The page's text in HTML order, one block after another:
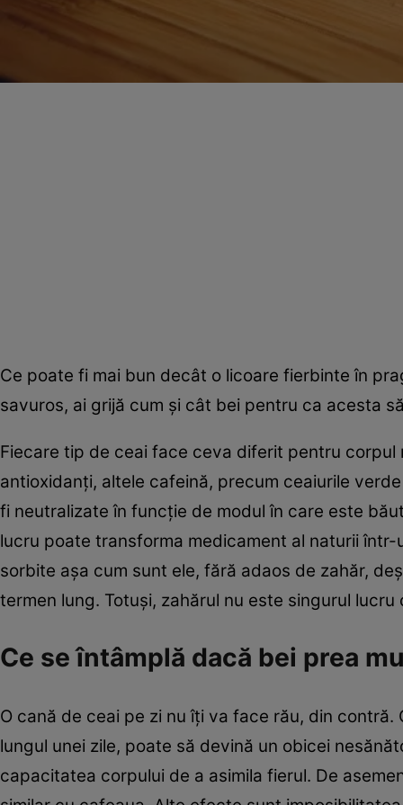
Ce poate fi mai bun decât o licoare fierbinte în
savuros, ai grijă cum şi cât bei pentru ca acesta
Fiecare tip de ceai face ceva diferit pentru
antioxidanţi, altele cafeină, precum ceaiurile
fi neutralizate în funcţie de modul în care este
lucru poate transforma medicament al naturii
sorbite aşa cum sunt ele, fără adaos de zahăr,
termen lung. Totuşi, zahărul nu este singurul
Ce se întâmplă dacă bei prea
O cană de ceai pe zi nu îţi va face rău, din
lungul unei zile, poate să devină un obicei
capacitatea corpului de a asimila fierul. De